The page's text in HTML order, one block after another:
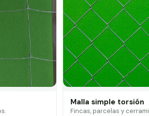
Malla simple torsión
Fincas, parcelas y